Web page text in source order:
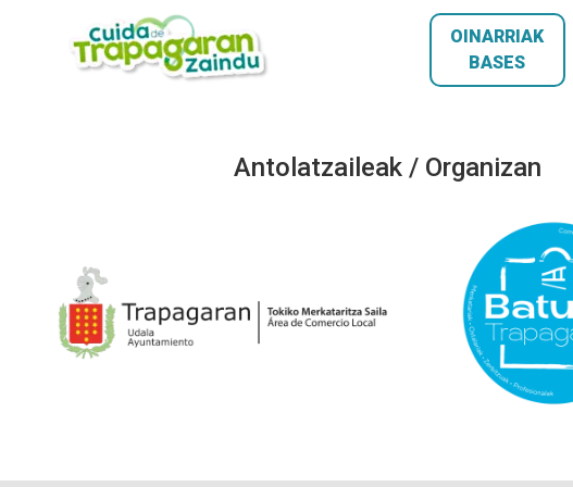
OINARRIAK
BASES
Antolatzaileak / Organizan